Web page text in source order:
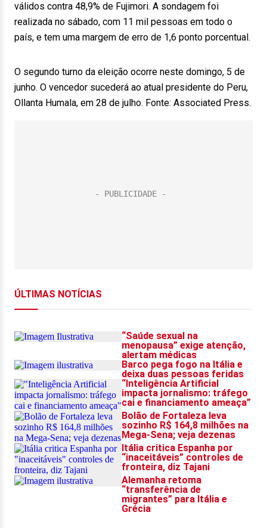
válidos contra 48,9% de Fujimori. A sondagem foi
realizada no sábado, com 11 mil pessoas em todo o
país, e tem uma margem de erro de 1,6 ponto porcentual.
O segundo turno da eleição ocorre neste domingo, 5 de
junho. O vencedor sucederá ao atual presidente do Peru,
Ollanta Humala, em 28 de julho. Fonte: Associated Press.